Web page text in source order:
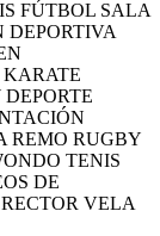
FÚTBOL SALA
DEPORTIVA
KARATE
REMO RUGBY
TENIS
DE
VELA